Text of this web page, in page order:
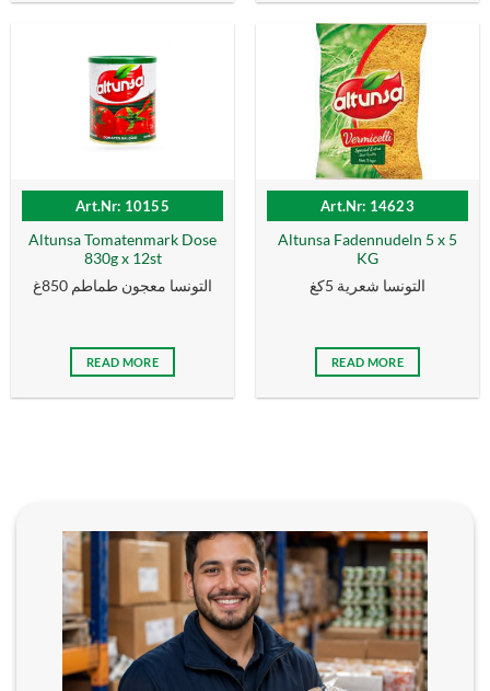
Art.Nr: 10155
Altunsa Tomatenmark Dose
830g x 12st
التونسا معجون طماطم 850غ
READ MORE
Art.Nr: 14623
Altunsa Fadennudeln 5 x 5
KG
التونسا شعرية 5كغ
READ MORE